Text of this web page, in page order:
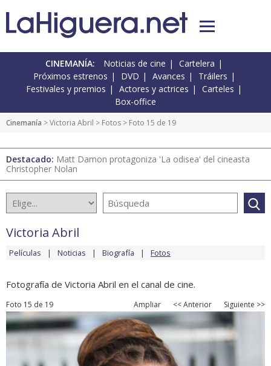
CINEMANÍA: Noticias de cine
Cartelera
Próximos estrenos
DVD Avances
Tráilers
Festivales y premios
Actores y actrices
Carteles
Box-office
Cinemanía >Victoria Abril > Fotos > Foto 15 de 19
Destacado: Matt Damon protagoniza 'La odisea' del cineasta
Christopher Nolan
Victoria Abril
Películas Noticias Biografía Fotos
Fotografía de Victoria Abril en el canal de cine.
Foto 15 de 19 Ampliar << Anterior Siguiente >>